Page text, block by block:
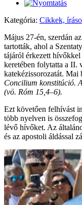
Kategória: Cikkek,
Május 27-én, szerdán
tartották, ahol a
tájáról érkezett
keretében folytatta a II.
katekézissorozatát. Mai
Concilium konstitúció.
(vö. Róm 15,4–6).
Ezt követően felhívást
több nyelven is
lévő hívőket. Az
és az apostoli áldással